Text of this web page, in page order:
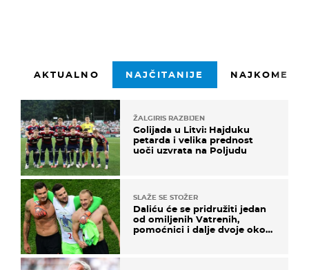
AKTUALNO NAJČITANIJE
ŽALGIRIS RAZBIJEN
Golijada u Litvi: Hajduku
petarda i velika prednost
uoči uzvrata na Poljudu
SLAŽE SE STOŽER
Daliću će se pridružiti jedan
od omiljenih Vatrenih,
pomoćnici i dalje dvoje oko